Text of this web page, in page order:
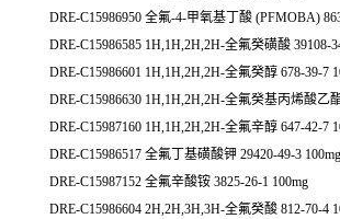
DRE-C15986950 全氟-4-甲氧基丁酸 (PFMOBA)
DRE-C15986585 1H,1H,2H,2H-全氟癸磺酸 39108-
DRE-C15986601 1H,1H,2H,2H-全氟癸醇 678-39-7
DRE-C15986630 1H,1H,2H,2H-全氟癸基丙烯酸乙
DRE-C15987160 1H,1H,2H,2H-全氟辛醇 647-42-7
DRE-C15986517 全氟丁基磺酸钾 29420-49-3 100mg
DRE-C15987152 全氟辛酸铵 3825-26-1 100mg
DRE-C15986604 2H,2H,3H,3H-全氟癸酸 812-70-4